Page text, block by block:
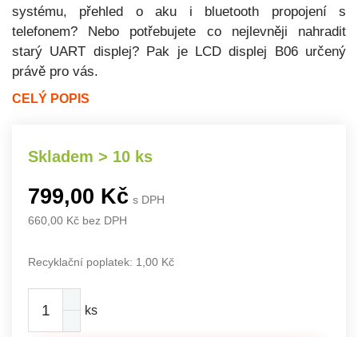
systému, přehled o aku i bluetooth propojení s
telefonem? Nebo potřebujete co nejlevněji nahradit
starý UART displej? Pak je LCD displej B06 určený
právě pro vás.
CELÝ POPIS
Skladem > 10 ks
799,00 Kč s DPH
660,00 Kč bez DPH
Recyklační poplatek: 1,00 Kč
ks